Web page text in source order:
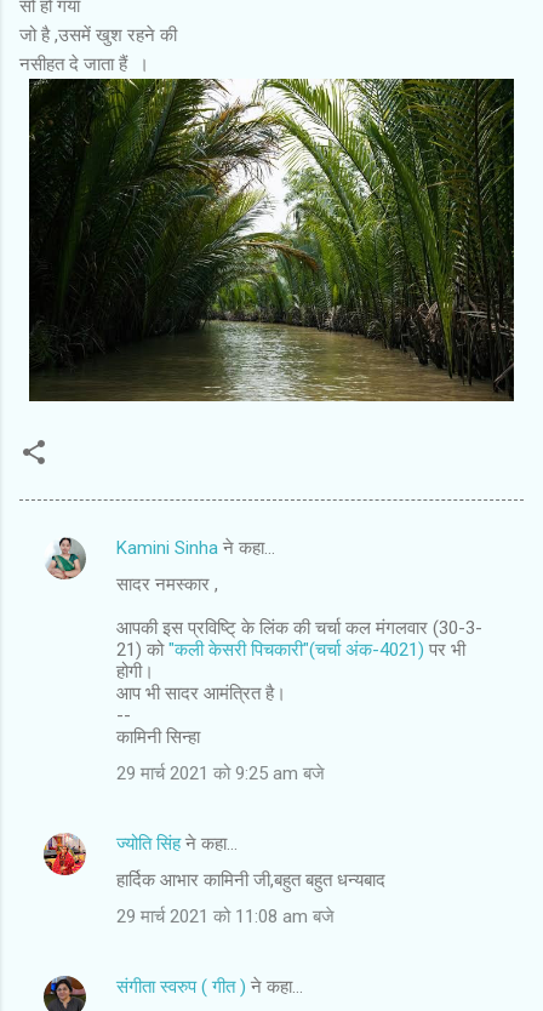
सो हो गया
जो है ,उसमें खुश रहने की
नसीहत दे जाता हैं ।
टि
Kamini Sinha ने कहा…
सादर नमस्कार ,
आपकी इस प्रविष्टि् के लिंक की चर्चा कल मंगलवार (30-3-
21) को"कली केसरी पिचकारी"(चर्चा अंक-4021) पर भी
होगी।
आप भी सादर आमंत्रित है।
--
कामिनी सिन्हा
29 मार्च 2021 को 9:25 am बजे
ज्योति सिंहने कहा…
हार्दिक आभार कामिनी जी,बहुत बहुत धन्यबाद
29 मार्च 2021 को 11:08 am बजे
संगीता स्वरुप ( गीत ) ने कहा…